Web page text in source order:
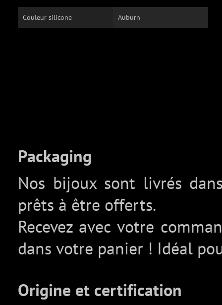
Couleur silicone Auburn
Packaging
Nos bijoux sont livrés
prêts à être offerts.
Recevez avec votre
dans votre panier ! Idéal
Origine et certification